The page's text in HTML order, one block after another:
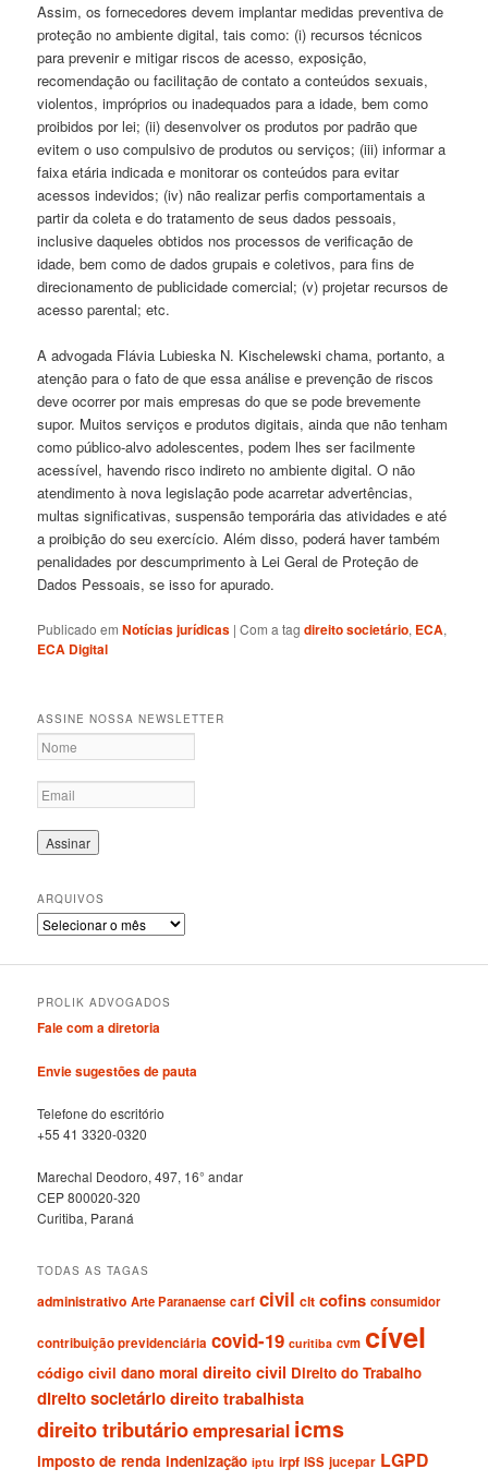
Assim, os fornecedores devem implantar medidas preventiva de
proteção no ambiente digital, tais como: (i) recursos técnicos
para prevenir e mitigar riscos de acesso, exposição,
recomendação ou facilitação de contato a conteúdos sexuais,
violentos, impróprios ou inadequados para a idade, bem como
proibidos por lei; (ii) desenvolver os produtos por padrão que
evitem o uso compulsivo de produtos ou serviços; (iii) informar a
faixa etária indicada e monitorar os conteúdos para evitar
acessos indevidos; (iv) não realizar perfis comportamentais a
partir da coleta e do tratamento de seus dados pessoais,
inclusive daqueles obtidos nos processos de verificação de
idade, bem como de dados grupais e coletivos, para fins de
direcionamento de publicidade comercial; (v) projetar recursos de
acesso parental; etc.
A advogada Flávia Lubieska N. Kischelewski chama, portanto, a
atenção para o fato de que essa análise e prevenção de riscos
deve ocorrer por mais empresas do que se pode brevemente
supor. Muitos serviços e produtos digitais, ainda que não tenham
como público-alvo adolescentes, podem lhes ser facilmente
acessível, havendo risco indireto no ambiente digital. O não
atendimento à nova legislação pode acarretar advertências,
multas significativas, suspensão temporária das atividades e até
a proibição do seu exercício. Além disso, poderá haver também
penalidades por descumprimento à Lei Geral de Proteção de
Dados Pessoais, se isso for apurado.
Publicado em Notícias jurídicas |Com a tagdireito societário, ECA,
ECA Digital
ASSINE NOSSA NEWSLETTER
ARQUIVOS
A
q
i
v
s
PROLIK ADVOGADOS
Fale com a diretoria
Envie sugestões de pauta
Telefone do escritório
+55 41 3320-0320
Marechal Deodoro, 497, 16° andar
CEP 800020-320
Curitiba, Paraná
TODAS AS TAGAS
administrativo Arte Paranaense carf civil clt cofins consumidor
contribuição previdenciária covid-19 curitiba cvm cível
código civil dano moral direito civil Direito do Trabalho
direito societáriodireito trabalhista
direito tributárioempresarial icms
imposto de renda indenização iptu irpf ISS jucepar LGPD